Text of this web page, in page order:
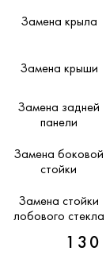
Замена крыла
Замена крыши
Замена задней
панели
Замена боковой
стойки
Замена стойки
лобового стекла